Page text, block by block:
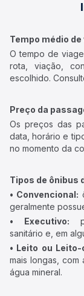
Tempo médio de
O tempo de
rota, viação,
escolhido.
Preço da
Os preços das
data, horário e
no momento da
Tipos de ônibus
• Convencional:
geralmente
• Executivo:
sanitário e, em
• Leito ou Leito-
mais longas, com
água mineral.